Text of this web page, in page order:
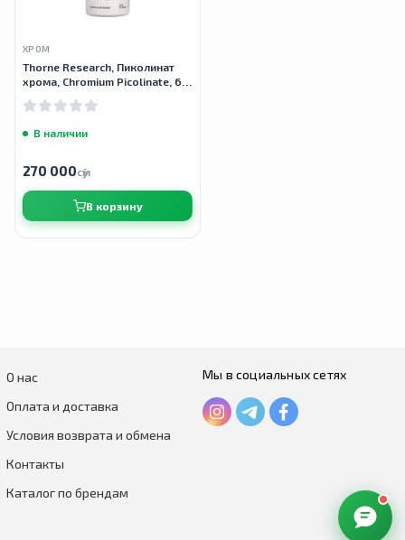
ХРОМ
Thorne Research, Пиколинат
хрома, Chromium Picolinate, 60
В наличии
270 000сӯм
В корзину
О нас
Оплата и доставка
Условия возврата и обмена
Контакты
Каталог по брендам
Мы в социальных сетях